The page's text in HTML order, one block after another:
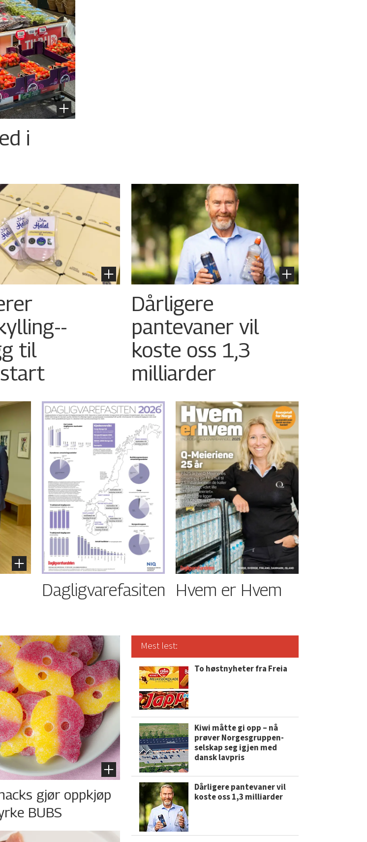
i
til
Dårligere
pantevaner vil
koste oss 1,3
milliarder
Dagligvarefasiten Hvem er Hvem
gjør oppkjøp
BUBS
Mest lest:
To høstnyheter fra Freia
Kiwi måtte gi opp – nå
prøver Norgesgruppen-
selskap seg igjen med
dansk lavpris
Dårligere pantevaner vil
koste oss 1,3 milliarder